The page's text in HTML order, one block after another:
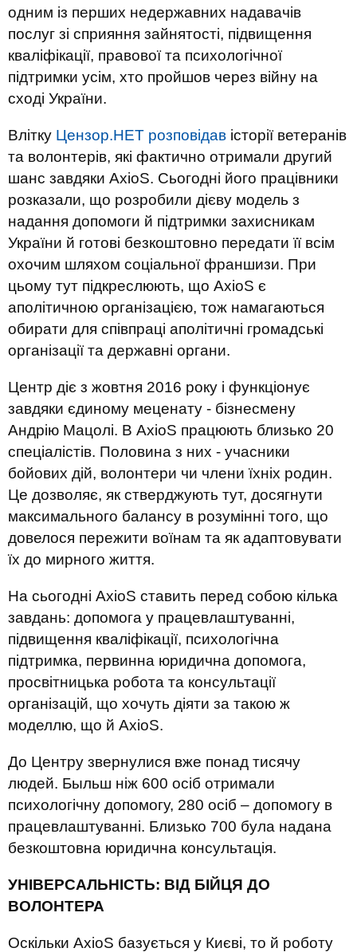
одним із перших недержавних надавачів
послуг зі сприяння зайнятості, підвищення
кваліфікації, правової та психологічної
підтримки усім, хто пройшов через війну на
сході України.
Влітку Цензор.НЕТ розповідав історії ветеранів
та волонтерів, які фактично отримали другий
шанс завдяки AxioS. Сьогодні його працівники
розказали, що розробили дієву модель з
надання допомоги й підтримки захисникам
України й готові безкоштовно передати її всім
охочим шляхом соціальної франшизи. При
цьому тут підкреслюють, що AxioS є
аполітичною організацією, тож намагаються
обирати для співпраці аполітичні громадські
організації та державні органи.
Центр діє з жовтня 2016 року і функціонує
завдяки єдиному меценату - бізнесмену
Андрію Мацолі. В AxioS працюють близько 20
спеціалістів. Половина з них - учасники
бойових дій, волонтери чи члени їхніх родин.
Це дозволяє, як стверджують тут, досягнути
максимального балансу в розумінні того, що
довелося пережити воїнам та як адаптовувати
їх до мирного життя.
На сьогодні AxioS ставить перед собою кілька
завдань: допомога у працевлаштуванні,
підвищення кваліфікації, психологічна
підтримка, первинна юридична допомога,
просвітницька робота та консультації
організацій, що хочуть діяти за такою ж
моделлю, що й AxioS.
До Центру звернулися вже понад тисячу
людей. Быльш ніж 600 осіб отримали
психологічну допомогу, 280 осіб – допомогу в
працевлаштуванні. Близько 700 була надана
безкоштовна юридична консультація.
УНІВЕРСАЛЬНІСТЬ: ВІД БІЙЦЯ ДО
ВОЛОНТЕРА
Оскільки AxioS базується у Києві, то й роботу